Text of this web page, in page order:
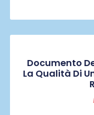
Documento
La Qualità Di